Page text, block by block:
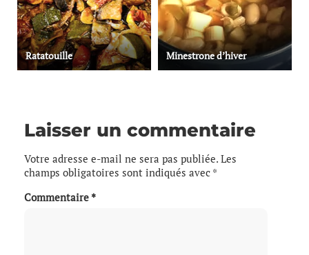
Ratatouille Minestrone d’hiver
Laisser un commentaire
Votre adresse e-mail ne sera pas publiée. Les
champs obligatoires sont indiqués avec *
Commentaire *